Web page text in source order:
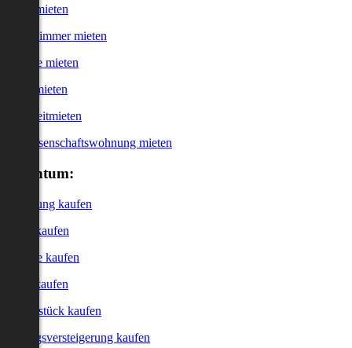
Haus mieten
WG-Zimmer mieten
Garage mieten
Büro mieten
Kurzzeitmieten
Genossenschaftswohnung mieten
Eigentum:
Wohnung kaufen
Haus kaufen
Garage kaufen
Büro kaufen
Grundstück kaufen
Zwangsversteigerung kaufen